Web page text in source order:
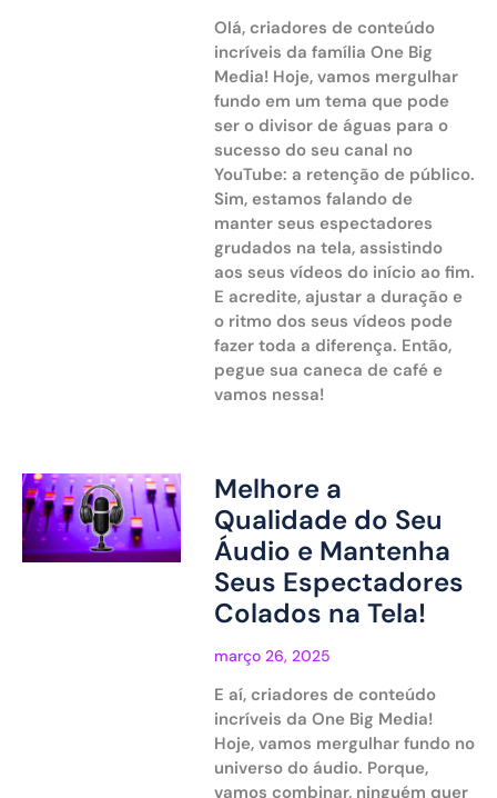
Olá, criadores de conteúdo
incríveis da família One Big
Media! Hoje, vamos mergulhar
fundo em um tema que pode
ser o divisor de águas para o
sucesso do seu canal no
YouTube: a retenção de público.
Sim, estamos falando de
manter seus espectadores
grudados na tela, assistindo
aos seus vídeos do início ao fim.
E acredite, ajustar a duração e
o ritmo dos seus vídeos pode
fazer toda a diferença. Então,
pegue sua caneca de café e
vamos nessa!
Melhore a
Qualidade do Seu
Áudio e Mantenha
Seus Espectadores
Colados na Tela!
março 26, 2025
E aí, criadores de conteúdo
incríveis da One Big Media!
Hoje, vamos mergulhar fundo no
universo do áudio. Porque,
vamos combinar, ninguém quer